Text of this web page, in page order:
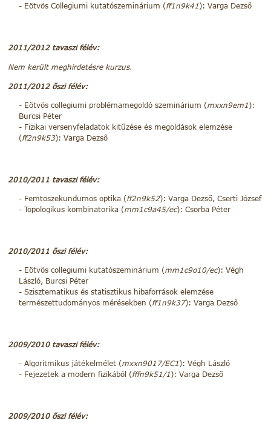
Eötvös Collegiumi kutatószeminárium (ff1n9k41): Varga Dezső
2011/2012 tavaszi félév:
Nem került meghirdetésre kurzus.
2011/2012 őszi félév:
Eötvös collegiumi problémamegoldó szeminárium (mxxn9em1):
Burcsi Péter
Fizikai versenyfeladatok kitűzése és megoldások elemzése
(ff2n9k53): Varga Dezső
2010/2011 tavaszi félév:
Femtoszekundumos optika (ff2n9k52): Varga Dezső, Cserti József
Topologikus kombinatorika (mm1c9a45/ec): Csorba Péter
2010/2011 őszi félév:
Eötvös collegiumi kutatószeminárium (mm1c9o10/ec): Végh
László, Burcsi Péter
Szisztematikus és statisztikus hibaforrások elemzése
természettudományos mérésekben (ff1n9k37): Varga Dezső
2009/2010 tavaszi félév:
Algoritmikus játékelmélet (mxxn9017/EC1): Végh László
Fejezetek a modern fizikából (fffn9k51/1): Varga Dezső
2009/2010 őszi félév: